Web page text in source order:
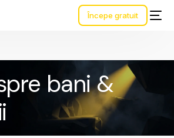
Începe gratuit
bani &